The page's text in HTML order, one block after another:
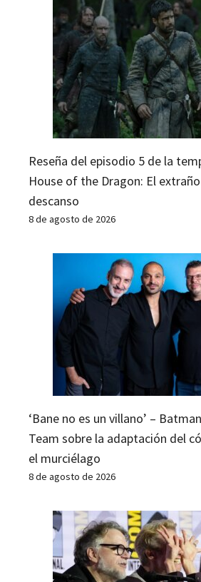
Reseña del episodio 5 de la
House of the Dragon: El
descanso
8 de agosto de 2026
‘Bane no es un villano’ –
Team sobre la adaptación del
el murciélago
8 de agosto de 2026